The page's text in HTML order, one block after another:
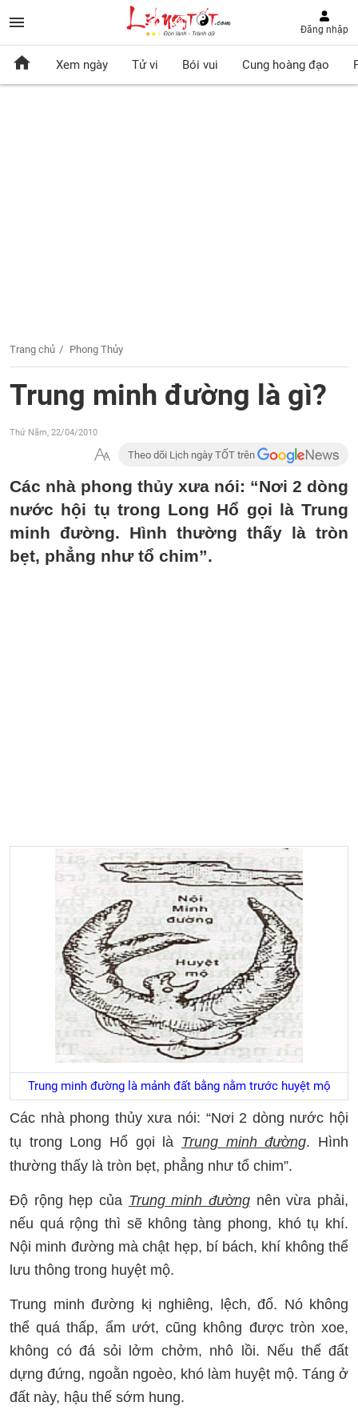
Đăng nhập
Xem ngày Tử vi Bói vui Cung hoàng đạo
Trang chủ Phong Thủy
Trung minh đường là gì?
Thứ Năm, 22/04/2010
Theo dõi Lịch ngày TỐT trên
Các nhà phong thủy xưa nói: “Nơi 2 dòng
nước hội tụ trong Long Hổ gọi là Trung
minh đường. Hình thường thấy là tròn
bẹt, phẳng như tổ chim”.
Trung minh đường là mảnh đất bằng nằm trước huyệt mộ
Các nhà phong thủy xưa nói: “Nơi 2 dòng nước hội
tụ trong Long Hổ gọi là Trung minh đường. Hình
thường thấy là tròn bẹt, phẳng như tổ chim”.
Độ rộng hẹp của Trung minh đường nên vừa phải,
nếu quá rộng thì sẽ không tàng phong, khó tụ khí.
Nội minh đường mà chật hẹp, bí bách, khí không thể
lưu thông trong huyệt mộ.
Trung minh đường kị nghiêng, lệch, đổ. Nó không
thể quá thấp, ẩm ướt, cũng không được tròn xoe,
không có đá sỏi lởm chởm, nhô lồi. Nếu thế đất
dựng đứng, ngoằn ngoèo, khó làm huyệt mộ. Táng ở
đất này, hậu thế sớm hung.